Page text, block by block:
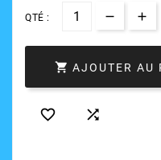
QTÉ :
 AJOUTER AU
 